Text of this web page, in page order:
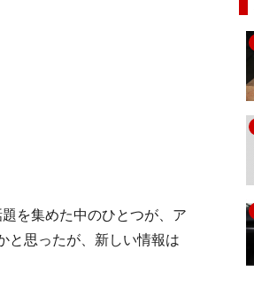
を集めた中のひとつが、ア
と思ったが、新しい情報は